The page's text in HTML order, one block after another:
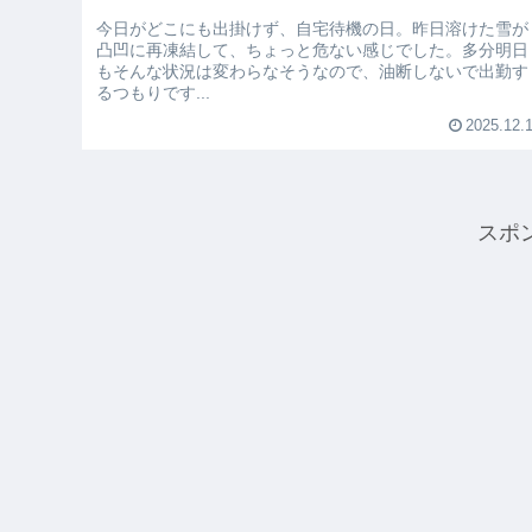
今日がどこにも出掛けず、自宅待機の日。昨日溶けた雪が
凸凹に再凍結して、ちょっと危ない感じでした。多分明日
もそんな状況は変わらなそうなので、油断しないで出勤す
るつもりです...
スポ